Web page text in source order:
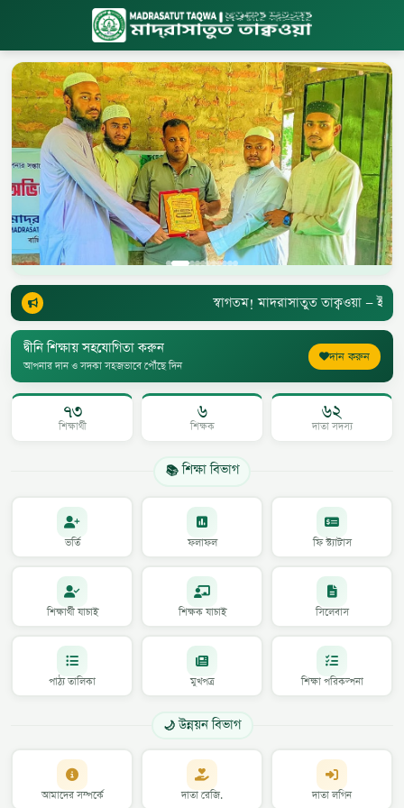
স্বাগতম! মাদরাসাতুত তাক্বওয়া —
দ্বীনি শিক্ষায় সহযোগিতা করুন
আপনার দান ও সদকা সহজভাবে পৌঁছে দিন
দান করুন
৭৩
শিক্ষার্থী
৬
শিক্ষক
৬২
দাতা সদস্য
📚 শিক্ষা বিভাগ
ভর্তি ফলাফল ফি স্ট্যাটাস
শিক্ষার্থী যাচাই শিক্ষক যাচাই সিলেবাস
পাঠ্য তালিকা মুখপত্র শিক্ষা পরিকল্পনা
🌙 উন্নয়ন বিভাগ
আমাদের সম্পর্কে দাতা রেজি. দাতা লগিন